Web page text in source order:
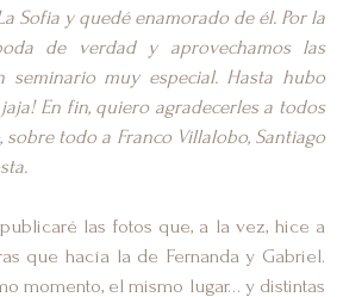
Sofia y quedé enamorado de él. Por la
de verdad y aprovechamos las
seminario muy especial. Hasta hubo
En fin, quiero agradecerles a todos
todo a Franco Villalobo, Santiago
las fotos que, a la vez, hice a
que hacía la de Fernanda y Gabriel.
momento, el mismo lugar… y distintas